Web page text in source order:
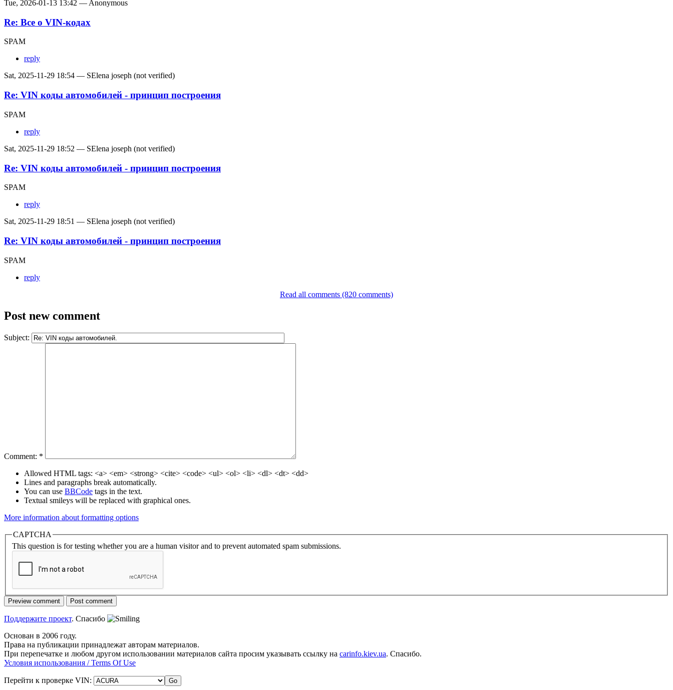
Tue, 2026-01-13 13:42 — Anonymous
Re: Все о VIN-кодах
SPAM
reply
Sat, 2025-11-29 18:54 — SElena joseph (not verified)
Re: VIN коды автомобилей - принцип построения
SPAM
reply
Sat, 2025-11-29 18:52 — SElena joseph (not verified)
Re: VIN коды автомобилей - принцип построения
SPAM
reply
Sat, 2025-11-29 18:51 — SElena joseph (not verified)
Re: VIN коды автомобилей - принцип построения
SPAM
reply
Read all comments (820 comments)
Post new comment
Subject:
Comment: *
Allowed HTML tags: <a> <em> <strong> <cite> <code> <ul> <ol> <li> <dl> <dt> <dd>
Lines and paragraphs break automatically.
You can use BBCode tags in the text.
Textual smileys will be replaced with graphical ones.
More information about formatting options
CAPTCHA
This question is for testing whether you are a human visitor and to prevent automated spam submissions.
Поддержите проект. Спасибо
Основан в 2006 году.
Права на публикации принадлежат авторам материалов.
При перепечатке и любом другом использовании материалов сайта просим указывать ссылку на carinfo.kiev.ua. Спасибо.
Условия использования / Terms Of Use
Перейти к проверке VIN: